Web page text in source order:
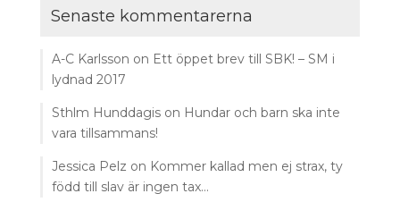
Senaste kommentarerna
A-C Karlsson on Ett öppet brev till SBK! – SM i
lydnad 2017
Sthlm Hunddagison Hundar och barn ska inte
vara tillsammans!
Jessica Pelz on Kommer kallad men ej strax, ty
född till slav är ingen tax…